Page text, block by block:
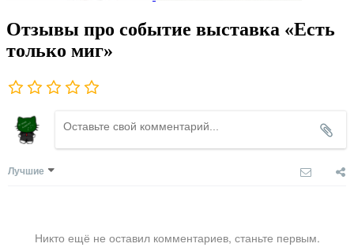
Отзывы про событие выставка «Есть
только миг»
Лучшие
Никто ещё не оставил комментариев, станьте первым.